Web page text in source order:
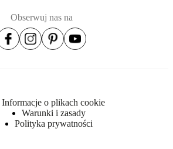
Obserwuj nas na
Informacje o plikach cookie
Warunki i zasady
Polityka prywatności